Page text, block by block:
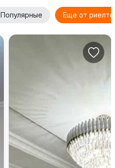
Популярные Еще от